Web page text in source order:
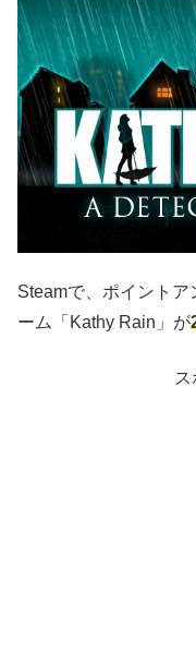
Steamで、ポイント
ーム「Kathy Rain」が